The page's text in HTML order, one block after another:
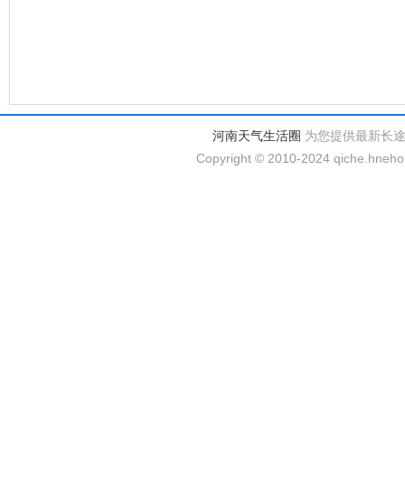
河南天气生活圈 为您提供最新长
Copyright © 2010-2024